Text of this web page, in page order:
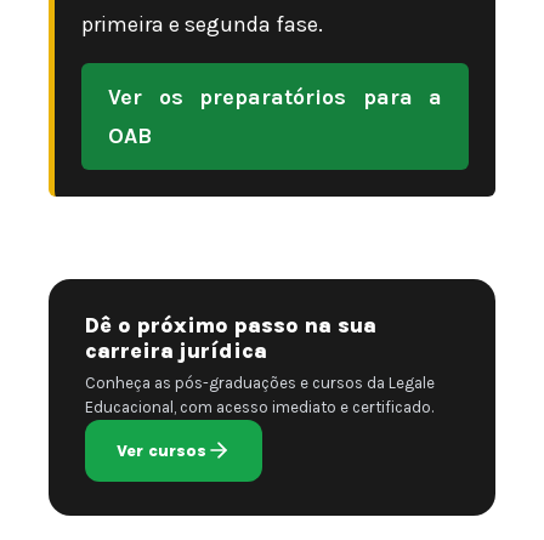
primeira e segunda fase.
Ver os preparatórios para a
OAB
Dê o próximo passo na sua
carreira jurídica
Conheça as pós-graduações e cursos da Legale
Educacional, com acesso imediato e certificado.
Ver cursos